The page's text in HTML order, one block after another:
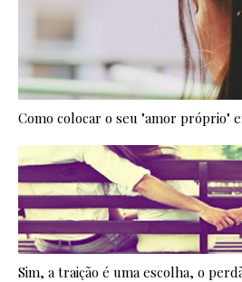
Como colocar o seu "amor próprio"
Sim, a traição é uma escolha, o